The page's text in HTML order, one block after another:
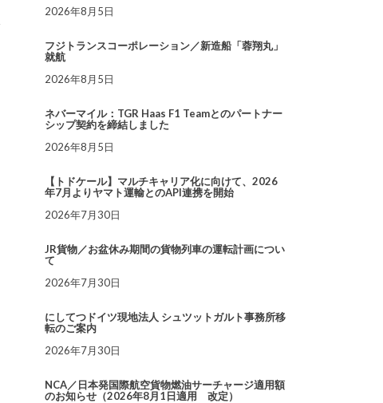
2026年8月5日
フジトランスコーポレーション／新造船「蓉翔丸」
就航
2026年8月5日
ネバーマイル：TGR Haas F1 Teamとのパートナー
シップ契約を締結しました
2026年8月5日
【トドケール】マルチキャリア化に向けて、2026
年7月よりヤマト運輸とのAPI連携を開始
2026年7月30日
JR貨物／お盆休み期間の貨物列車の運転計画につい
て
2026年7月30日
にしてつドイツ現地法人 シュツットガルト事務所移
転のご案内
2026年7月30日
NCA／日本発国際航空貨物燃油サーチャージ適用額
のお知らせ（2026年8月1日適用 改定）